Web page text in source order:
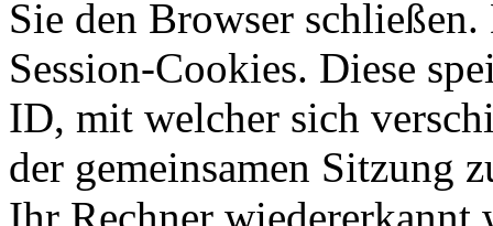
Sie den Browser
Session-Cookies. Diese
ID, mit welcher sich
der gemeinsamen Sitzung
Ihr Rechner wiedererkannt